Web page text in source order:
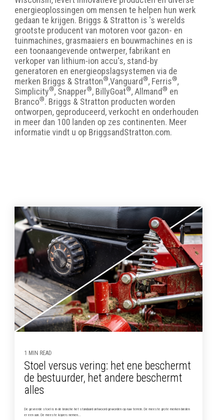
energieoplossingen om mensen te helpen hun werk
gedaan te krijgen. Briggs & Stratton is 's werelds
grootste producent van motoren voor gazon- en
tuinmachines, grasmaaiers en bouwmachines en is
een toonaangevende ontwerper, fabrikant en
verkoper van lithium-ion accu's, stand-by
generatoren en energieopslagsystemen via de
merken Briggs & Stratton®,Vanguard®, Ferris®,
Simplicity®, Snapper®, BillyGoat®, Allmand® en
Branco®. Briggs & Stratton producten worden
ontworpen, geproduceerd, verkocht en onderhouden
in meer dan 100 landen op zes continenten. Meer
informatie vindt u op BriggsandStratton.com.
1 MIN READ
Stoel versus vering: het ene beschermt
de bestuurder, het andere beschermt
alles
De geveerde stoel is in de branche het standaard antwoord geworden op ruw terrein. De meeste grote merken bieden
er een aan. De meeste kopers nemen...